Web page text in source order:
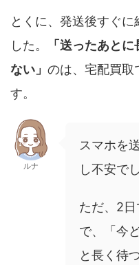
とくに、発送後すぐ
した。
「送ったあと
ない」 のは、宅配買取
す。
ルナ
スマホを
し不安で
ただ、2
で、「今
と長く待